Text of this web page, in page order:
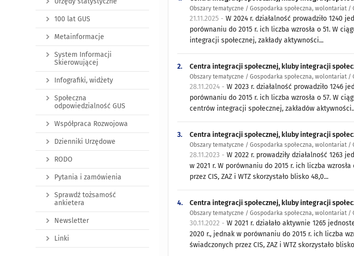
Obszary tematyczne / Gospodarka społeczna, wolontariat /
21.11.2025 -W 2024 r. działalność prowadziło 1240
porównaniu do 2015 r. ich liczba wzrosła o 51. W
integracji społecznej, zakłady aktywności...
2. Centra integracji społecznej, kluby integracji
Obszary tematyczne / Gospodarka społeczna, wolontariat /
28.11.2024 -W 2023 r. działalność prowadziło 1246
porównaniu do 2015 r. ich liczba wzrosła o 57. W
centrów integracji społecznej, zakładów
3. Centra integracji społecznej, kluby integracji
Obszary tematyczne / Gospodarka społeczna, wolontariat /
28.11.2023 -W 2022 r. prowadziły działalność 1263
w 2021 r. W porównaniu do 2015 r. ich liczba
przez CIS, ZAZ i WTZ skorzystało blisko 48,0...
4. Centra integracji społecznej, kluby integracji
Obszary tematyczne / Gospodarka społeczna, wolontariat /
30.11.2022 -W 2021 r. działało aktywnie 1265
2020 r., jednak w porównaniu do 2015 r. ich liczba
świadczonych przez CIS, ZAZ i WTZ skorzystało
100 lat GUS
Metainformacje
System Informacji
Skierowującej
Infografiki, widżety
Społeczna
odpowiedzialność GUS
Współpraca Rozwojowa
Dzienniki Urzędowe
RODO
Pytania i zamówienia
Sprawdź tożsamość
ankietera
Newsletter
Linki